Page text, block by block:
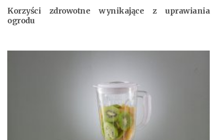
Korzyści zdrowotne wynikające z uprawiania
ogrodu